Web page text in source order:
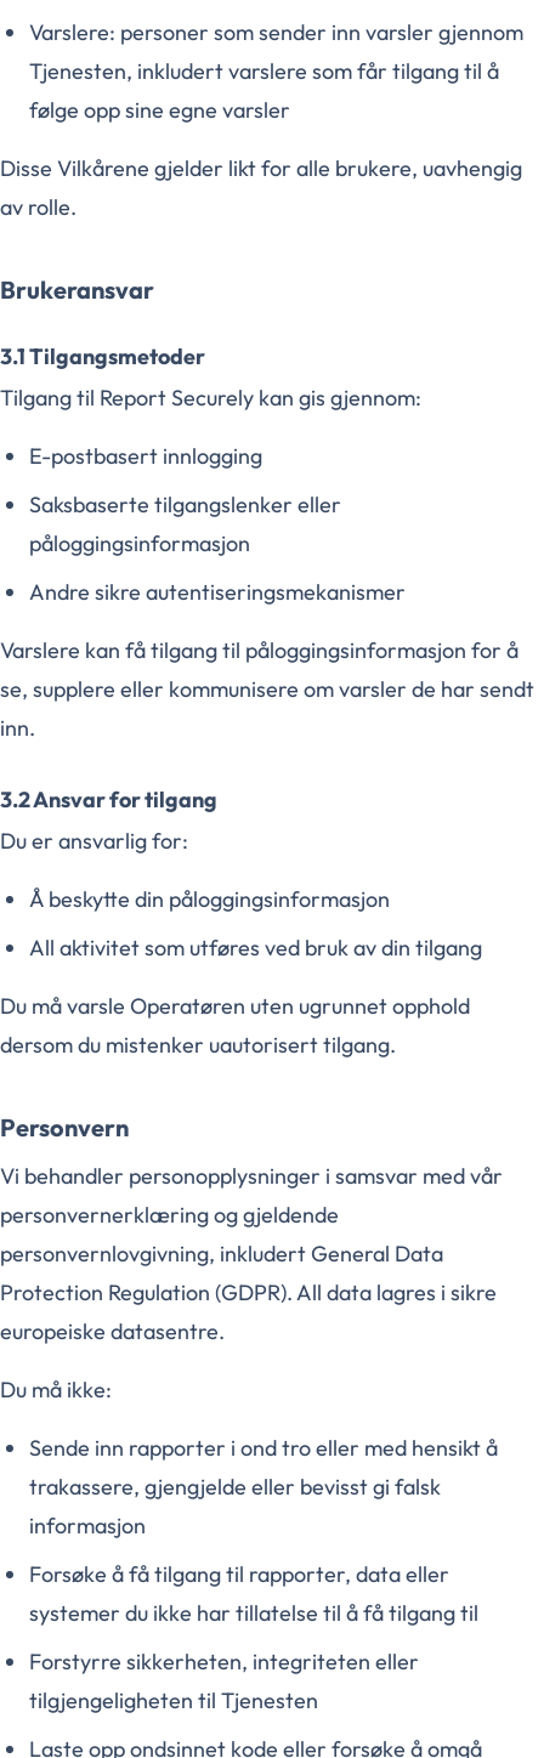
Varslere: personer som sender inn varsler gjennom
Tjenesten, inkludert varslere som får tilgang til å
følge opp sine egne varsler
Disse Vilkårene gjelder likt for alle brukere, uavhengig
av rolle.
Brukeransvar
3.1 Tilgangsmetoder
Tilgang til Report Securely kan gis gjennom:
E-postbasert innlogging
Saksbaserte tilgangslenker eller
påloggingsinformasjon
Andre sikre autentiseringsmekanismer
Varslere kan få tilgang til påloggingsinformasjon for å
se, supplere eller kommunisere om varsler de har sendt
inn.
3.2 Ansvar for tilgang
Du er ansvarlig for:
Å beskytte din påloggingsinformasjon
All aktivitet som utføres ved bruk av din tilgang
Du må varsle Operatøren uten ugrunnet opphold
dersom du mistenker uautorisert tilgang.
Personvern
Vi behandler personopplysninger i samsvar med vår
personvernerklæring og gjeldende
personvernlovgivning, inkludert General Data
Protection Regulation (GDPR). All data lagres i sikre
europeiske datasentre.
Du må ikke:
Sende inn rapporter i ond tro eller med hensikt å
trakassere, gjengjelde eller bevisst gi falsk
informasjon
Forsøke å få tilgang til rapporter, data eller
systemer du ikke har tillatelse til å få tilgang til
Forstyrre sikkerheten, integriteten eller
tilgjengeligheten til Tjenesten
Laste opp ondsinnet kode eller forsøke å omgå